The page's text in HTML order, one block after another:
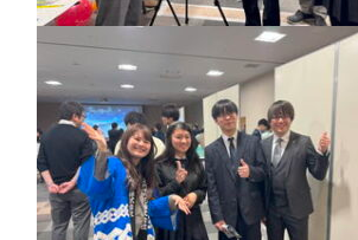
留学制度
希望制海外研修制度